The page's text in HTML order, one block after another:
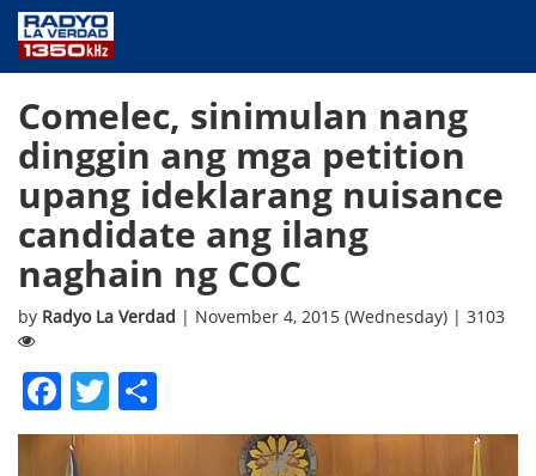
PUBLIC SERVICE
ANNOUNCEMENTS
PROGRAMS
ABOUT
CONTACT US
Comelec, sinimulan nang
dinggin ang mga petition
upang ideklarang nuisance
candidate ang ilang
naghain ng COC
by Radyo La Verdad | November 4, 2015 (Wednesday) | 3103
Facebook
Twitter